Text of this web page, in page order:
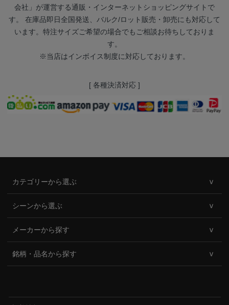
会社」が運営する通販・インターネットショッピングサイトで
す。 在庫品即日全国発送、バルク/ロット販売・卸売にも対応して
います。特注サイズご希望の場合でもご相談お待ちしておりま
す。
※当店はインボイス制度に対応しております。
[ 各種決済対応 ]
カテゴリーから選ぶ
シーンから選ぶ
メーカーから探す
銘柄・品名から探す